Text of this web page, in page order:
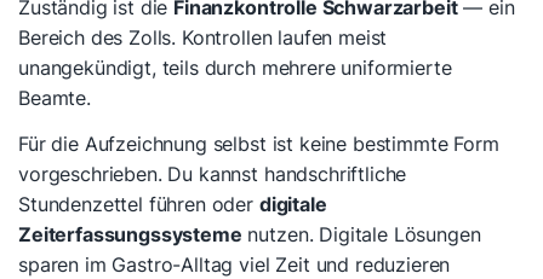
Zuständig ist die Finanzkontrolle Schwarzarbeit— ein
Bereich des Zolls. Kontrollen laufen meist
unangekündigt, teils durch mehrere uniformierte
Beamte.
Für die Aufzeichnung selbst ist keine bestimmte Form
vorgeschrieben. Du kannst handschriftliche
Stundenzettel führen oder digitale
Zeiterfassungssysteme nutzen. Digitale Lösungen
sparen im Gastro-Alltag viel Zeit und reduzieren